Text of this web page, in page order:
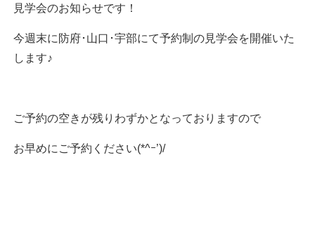
見学会のお知らせです！
今週末に防府･山口･宇部にて予約制の見学会を開催いた
します♪
ご予約の空きが残りわずかとなっておりますので
お早めにご予約ください(*^ｰ’)/